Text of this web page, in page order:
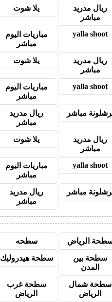
ريال مدريد
مباشر
يلا شوت
yalla shoot
مباريات اليوم
مباشر
ريال مدريد
مباشر
يلا شوت
yalla shoot
مباريات اليوم
مباشر
مباشر
ريال مدريد
مباشر
ريال مدريد
مباشر
يلا شوت
yalla shoot
مباريات اليوم
مباشر
مباشر
ريال مدريد
مباشر
الرياض سطحه
سطحة بين
المدن
سطحة هيدروليك
سطحة شمال
الرياض
سطحة غرب
الرياض